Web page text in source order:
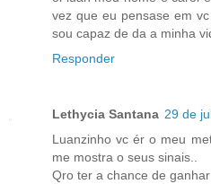
vez que eu pensase em
sou capaz de da a minha
Responder
Lethycia Santana 29 de
Luanzinho vc ér o meu
me mostra o seus sinais..
Qro ter a chance de